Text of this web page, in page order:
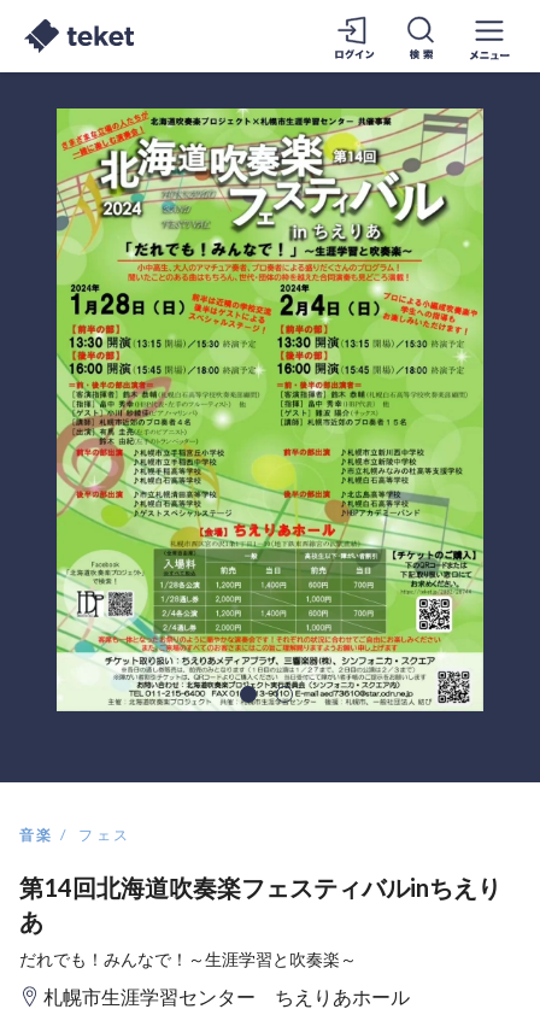
音楽 フェス
第14回北海道吹奏楽フェスティバルinちえり
あ
だれでも！みんなで！～生涯学習と吹奏楽～
札幌市生涯学習センター ちえりあホール